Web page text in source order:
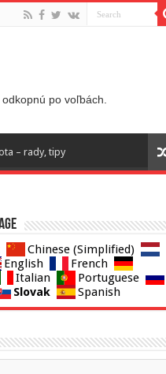
po voľbách.
– rady, tipy
Chinese (Simplified)
English
French
Italian
Portuguese
Slovak Spanish